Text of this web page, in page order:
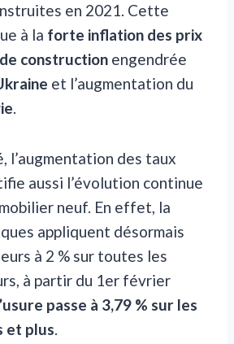
en 2021. Cette
à la forte inflation des prix
construction engendrée
et l’augmentation du
.
l’augmentation des taux
aussi l’évolution continue
neuf. En effet, la
appliquent désormais
à 2 % sur toutes les
à partir du 1er février
passe à 3,79 % sur les
et plus.